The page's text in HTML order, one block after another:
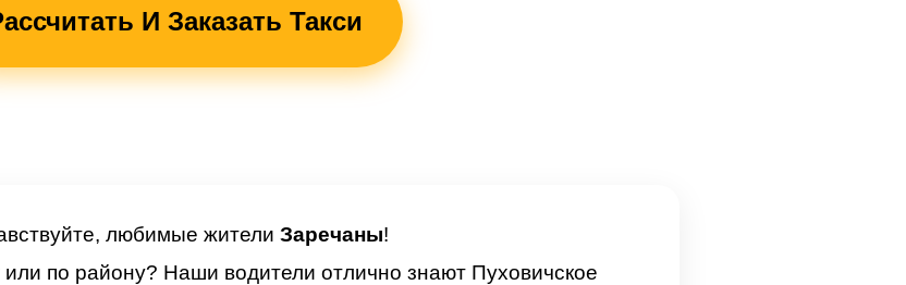
И Заказать Такси
любимые жители Заречаны!
по району? Наши водители отлично знают Пуховичское